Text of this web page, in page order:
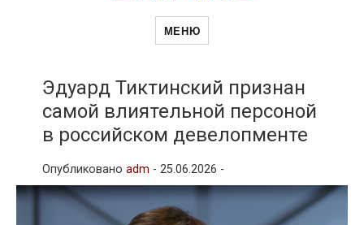
Новости
и
другие связанные со стройкой
рубрики
МЕНЮ
Эдуард Тиктинский признан
самой влиятельной персоной
в российском девелопменте
Опубликовано adm - 25.06.2026 -